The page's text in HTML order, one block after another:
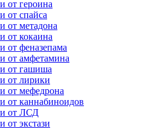
от героина
от спайса
от метадона
от кокаина
от феназепама
от амфетамина
от гашиша
от лирики
от мефедрона
от каннабиноидов
от ЛСД
от экстази